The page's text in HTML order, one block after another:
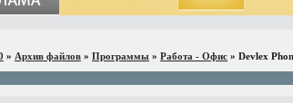
» Архив файлов » Программы » Работа - Офис » Devlex